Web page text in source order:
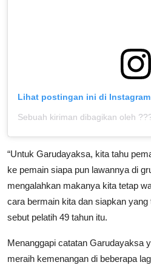
Lihat postingan ini di Instagram
“Untuk Garudayaksa, kita tahu
ke pemain siapa pun lawannya di
mengalahkan makanya kita tetap
cara bermain kita dan siapkan
sebut pelatih 49 tahun itu.
Menanggapi catatan Garudayaksa
meraih kemenangan di beberapa